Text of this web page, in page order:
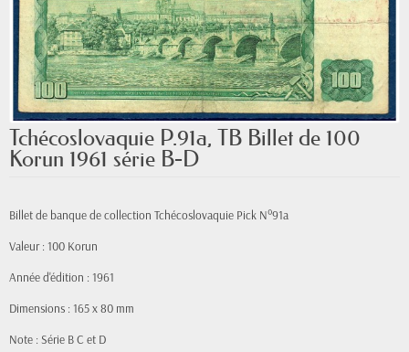
Tchécoslovaquie P.91a, TB Billet de 100
Korun 1961 série B-D
Billet de banque de collection Tchécoslovaquie Pick N°91a
Valeur : 100 Korun
Année d'édition : 1961
Dimensions : 165 x 80 mm
Note : Série B C et D